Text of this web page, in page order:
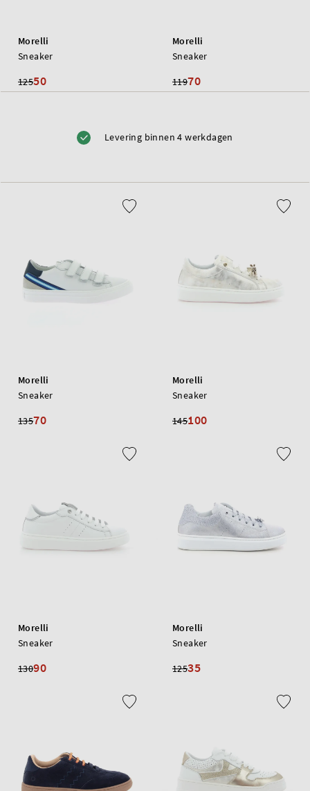
Morelli
Sneaker
12550
Morelli
Sneaker
11970
Morelli
Sneaker
13570
Morelli
Sneaker
145100
Morelli
Sneaker
13090
Morelli
Sneaker
12535
Levering binnen 4 werkdagen